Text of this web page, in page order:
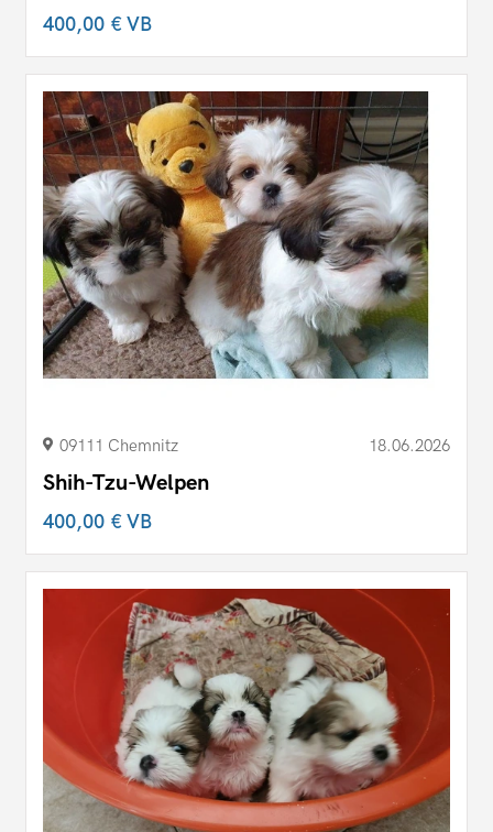
400,00 €VB
09111 Chemnitz 18.06.2026
Shih-Tzu-Welpen
400,00 €VB